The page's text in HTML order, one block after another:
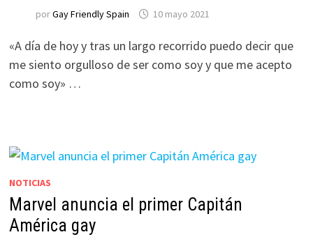
porGay Friendly Spain 10 mayo 2021
«A día de hoy y tras un largo recorrido puedo decir que
me siento orgulloso de ser como soy y que me acepto
como soy» …
NOTICIAS
Marvel anuncia el primer Capitán
América gay